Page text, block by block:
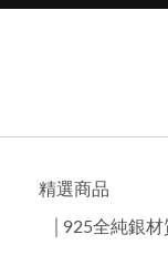
精選商品
│925全純銀